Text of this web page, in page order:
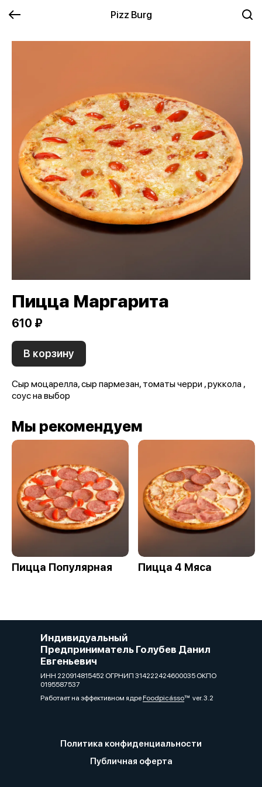
Pizz Burg
Пицца Маргарита
610 ₽
В корзину
Сыр моцарелла, сыр пармезан, томаты черри , руккола ,
соус на выбор
Мы рекомендуем
Пицца Популярная Пицца 4 Мяса
Индивидуальный
Предприниматель Голубев Данил
Евгеньевич
ИНН 220914815452 ОГРНИП 314222424600035 ОКПО
0195587537
Работает на эффективном ядреFoodpicássover. 3.2
Политика конфиденциальности
Публичная оферта